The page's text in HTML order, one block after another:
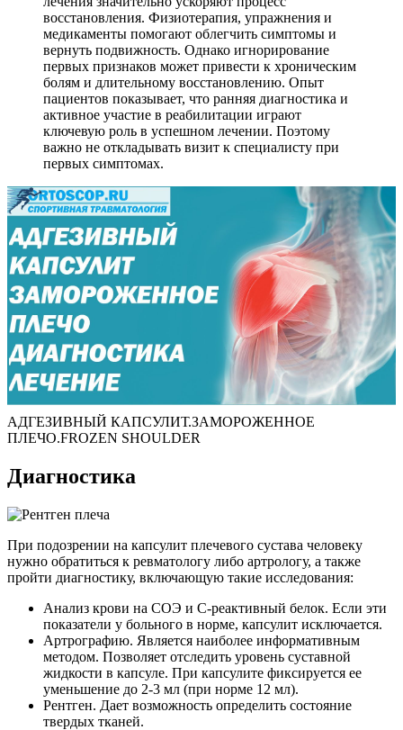
восстановления. Физиотерапия, упражнения и
медикаменты помогают облегчить симптомы и
вернуть подвижность. Однако игнорирование
первых признаков может привести к хроническим
болям и длительному восстановлению. Опыт
пациентов показывает, что ранняя диагностика и
активное участие в реабилитации играют
ключевую роль в успешном лечении. Поэтому
важно не откладывать визит к специалисту при
первых симптомах.
АДГЕЗИВНЫЙ КАПСУЛИТ.ЗАМОРОЖЕННОЕ
ПЛЕЧО.FROZEN SHOULDER
Диагностика
При подозрении на капсулит плечевого сустава человеку
нужно обратиться к ревматологу либо артрологу, а также
пройти диагностику, включающую такие исследования:
Анализ крови на СОЭ и С-реактивный белок. Если эти
показатели у больного в норме, капсулит исключается.
Артрографию. Является наиболее информативным
методом. Позволяет отследить уровень суставной
жидкости в капсуле. При капсулите фиксируется ее
уменьшение до 2-3 мл (при норме 12 мл).
Рентген. Дает возможность определить состояние
твердых тканей.